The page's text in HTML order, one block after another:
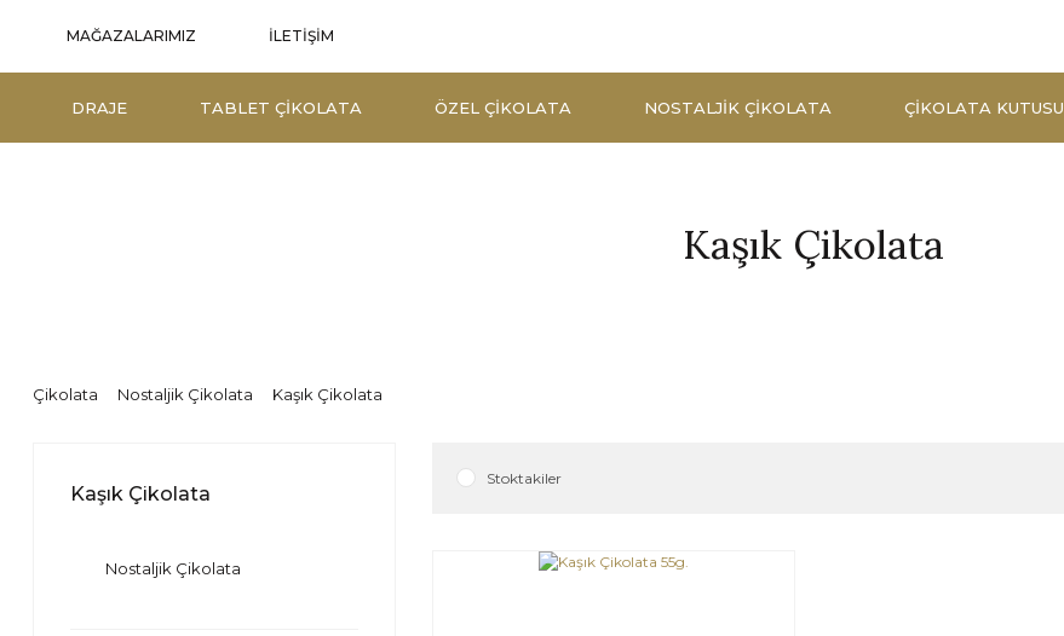
MAĞAZALARIMIZ İLETİŞİM
DRAJE TABLET ÇIKOLATA ÖZEL ÇIKOLATA NOSTALJIK ÇIKOLATA ÇIKOLATA KUTUSU
Kaşık Çikolata
Çikolata Nostaljik Çikolata Kaşık Çikolata
Kaşık Çikolata
Nostaljik Çikolata
Stoktakiler